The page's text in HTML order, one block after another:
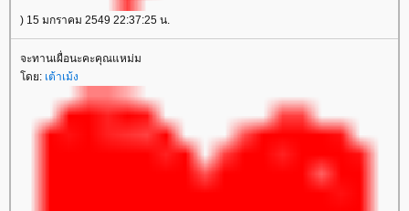
) 15 มกราคม 2549 22:37:25 น.
จะทานเผื่อนะคะคุณแหม่ม
ดย: เต้าเม้ง